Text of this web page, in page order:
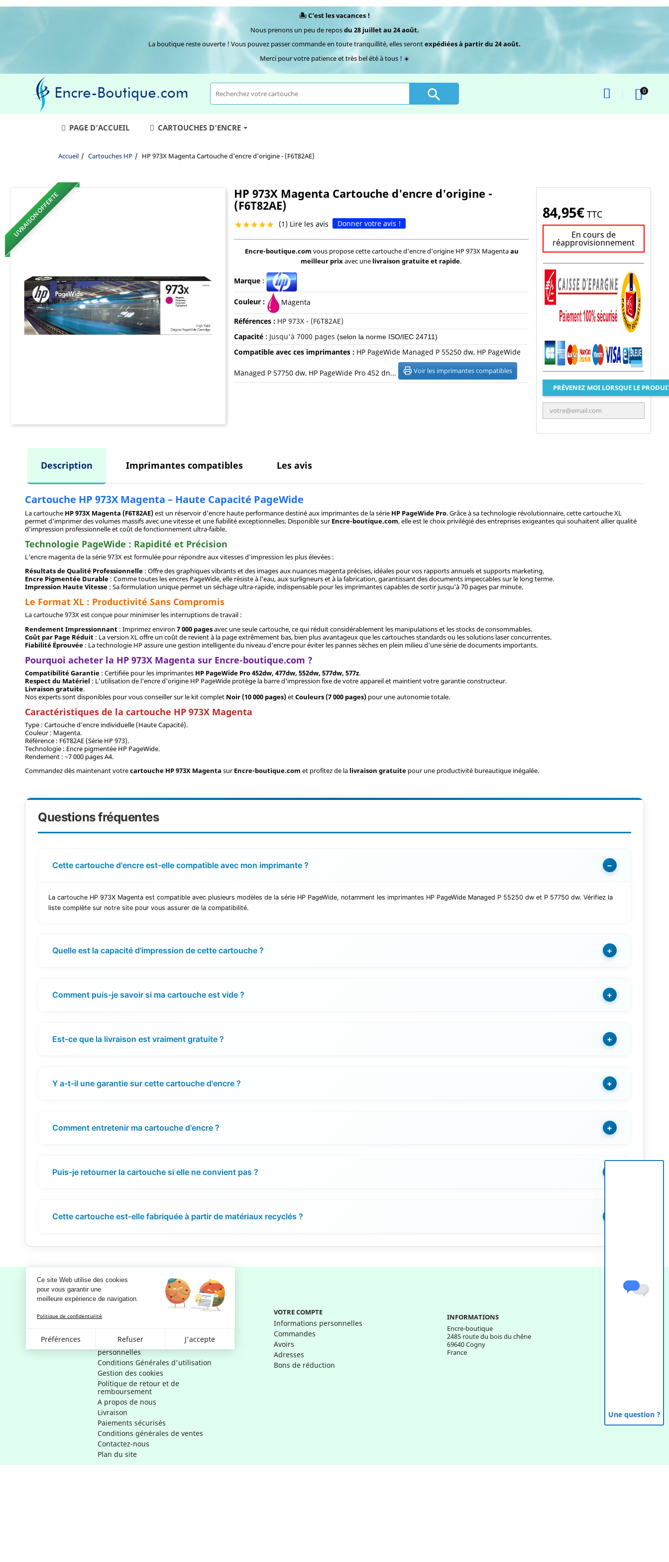
Ce site Web utilise des cookies
pour vous garantir une
meilleure expérience de navigation.
Politique de confidentialité
Préférences Refuser J'accepte
🏝️ C’est les vacances !
Nous prenons un peu de reposdu 28 juillet au 24 août.
La boutique reste ouverte ! Vous pouvez passer commande en toute tranquillité, elles serontexpédiées à partir du 24 août.
Merci pour votre patience et très bel été à tous ! ☀️
 0
PAGE D'ACCUEIL CARTOUCHES D'ENCRE
Accueil Cartouches HP HP 973X Magenta Cartouche d'encre d'origine - (F6T82AE)
LIVRAISON OFFERTE
HP 973X Magenta Cartouche d'encre d'origine -
(F6T82AE)
 (1) Lire les avis Donner votre avis !
Encre-boutique.com vous propose cette cartouche d'encre d'origine HP 973X Magentaau
meilleur prix avec une livraison gratuite et rapide.
Marque:
Couleur : Magenta
Références : HP 973X - (F6T82AE)
Capacité: Jusqu'à 7000 pages (selon la norme ISO/IEC 24711)
Compatible avec ces imprimantes : HP PageWide Managed P 55250 dw, HP PageWide
Managed P 57750 dw, HP PageWide Pro 452 dn... Voir les imprimantes compatibles
Une question ?
84,95€ TTC
En cours de
réapprovisionnement
PRÉVENEZ MOI LORSQUE LE
Description Imprimantes compatibles Les avis
Cartouche HP 973X Magenta – Haute Capacité PageWide
La cartouche HP 973X Magenta (F6T82AE)est un réservoir d'encre haute performance destiné aux imprimantes de la série HP PageWide Pro. Grâce à sa technologie révolutionnaire, cette cartouche XL
permet d'imprimer des volumes massifs avec une vitesse et une fiabilité exceptionnelles. Disponible surEncre-boutique.com, elle est le choix privilégié des entreprises exigeantes qui souhaitent allier qualité
d'impression professionnelle et coût de fonctionnement ultra-faible.
Technologie PageWide : Rapidité et Précision
L'encre magenta de la série 973X est formulée pour répondre aux vitesses d'impression les plus élevées :
Résultats de Qualité Professionnelle : Offre des graphiques vibrants et des images aux nuances magenta précises, idéales pour vos rapports annuels et supports marketing.
Encre Pigmentée Durable : Comme toutes les encres PageWide, elle résiste à l'eau, aux surligneurs et à la fabrication, garantissant des documents impeccables sur le long terme.
Impression Haute Vitesse : Sa formulation unique permet un séchage ultra-rapide, indispensable pour les imprimantes capables de sortir jusqu'à 70 pages par minute.
Le Format XL : Productivité Sans Compromis
La cartouche 973X est conçue pour minimiser les interruptions de travail :
Rendement Impressionnant : Imprimez environ7 000 pagesavec une seule cartouche, ce qui réduit considérablement les manipulations et les stocks de consommables.
Coût par Page Réduit : La version XL offre un coût de revient à la page extrêmement bas, bien plus avantageux que les cartouches standards ou les solutions laser concurrentes.
Fiabilité Éprouvée : La technologie HP assure une gestion intelligente du niveau d'encre pour éviter les pannes sèches en plein milieu d'une série de documents importants.
Pourquoi acheter la HP 973X Magenta sur Encre-boutique.com ?
Compatibilité Garantie : Certifiée pour les imprimantes HP PageWide Pro 452dw, 477dw, 552dw, 577dw, 577z.
Respect du Matériel : L'utilisation de l'encre d'origine HP PageWide protège la barre d'impression fixe de votre appareil et maintient votre garantie constructeur.
Livraison gratuite.
Nos experts sont disponibles pour vous conseiller sur le kit complet Noir (10 000 pages)etCouleurs (7 000 pages) pour une autonomie totale.
Caractéristiques de la cartouche HP 973X Magenta
Type : Cartouche d'encre individuelle (Haute Capacité).
Couleur : Magenta.
Référence : F6T82AE (Série HP 973).
Technologie : Encre pigmentée HP PageWide.
Rendement : ~7 000 pages A4.
Commandez dès maintenant votrecartouche HP 973X Magenta surEncre-boutique.com et profitez de la livraison gratuite pour une productivité bureautique inégalée.
Questions fréquentes
Cette cartouche d'encre est-elle compatible avec mon imprimante ? −
La cartouche HP 973X Magenta est compatible avec plusieurs modèles de la série HP PageWide, notamment les imprimantes HP PageWide Managed P 55250 dw et P 57750 dw. Vérifiez la
liste complète sur notre site pour vous assurer de la compatibilité.
Quelle est la capacité d'impression de cette cartouche ? +
Comment puis-je savoir si ma cartouche est vide ? +
Est-ce que la livraison est vraiment gratuite ? +
Y a-t-il une garantie sur cette cartouche d'encre ? +
Comment entretenir ma cartouche d'encre ? +
Puis-je retourner la cartouche si elle ne convient pas ?
Cette cartouche est-elle fabriquée à partir de matériaux recyclés ?
Notre société
RGPD - Politique de confidentialité
et d'utilisation des données
personnelles
Conditions Générales d'utilisation
Gestion des cookies
Politique de retour et de
remboursement
A propos de nous
Livraison
Paiements sécurisés
Conditions générales de ventes
Contactez-nous
Plan du site
VOTRE COMPTE
Informations personnelles
Commandes
Avoirs
Adresses
Bons de réduction
INFORMATIONS
Encre-boutique
2485 route du bois du chêne
69640 Cogny
France